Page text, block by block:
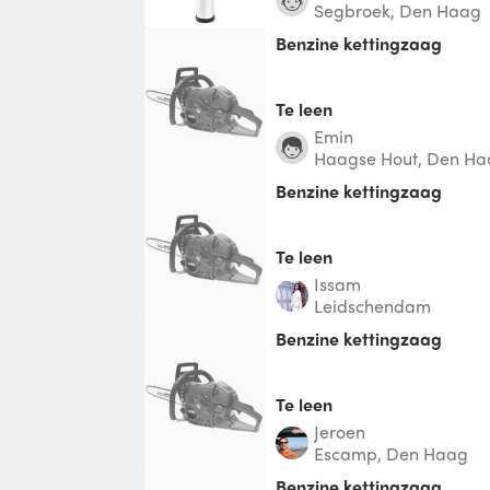
Segbroek, Den Haag
Benzine kettingzaag
Te leen
Emin
Haagse Hout, Den
Benzine kettingzaag
Te leen
Issam
Leidschendam
Benzine kettingzaag
Te leen
Jeroen
Escamp, Den Haag